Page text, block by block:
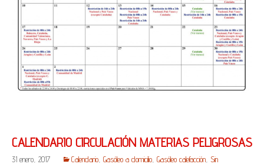
CALENDARIO CIRCULACIÓN MATERIAS PELIGROSAS
31 enero, 2017 Calendario Gasóleo a domicilio Gasóleo calefacción Sin